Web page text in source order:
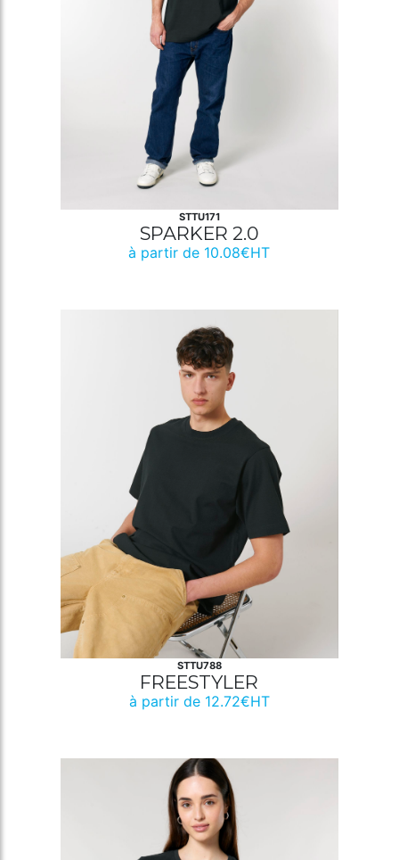
STTU171
SPARKER 2.0
à partir de 10.08€HT
STTU788
FREESTYLER
à partir de 12.72€HT